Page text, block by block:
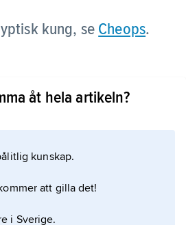
kung, se Cheops.
åt hela artikeln?
kunskap.
att gilla det!
i Sverige.